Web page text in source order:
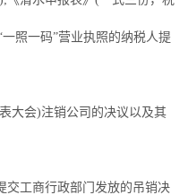
照一码”营业执照的纳税人提
大会)注销公司的决议以及其
交工商行政部门发放的吊销决